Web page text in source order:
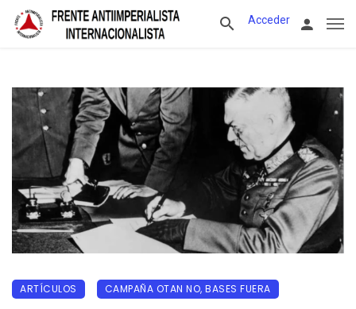
Acceder
ARTÍCULOS CAMPAÑA OTAN NO, BASES FUERA